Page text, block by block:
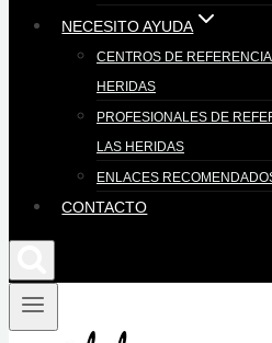
NECESITO AYUDA
CENTROS DE
HERIDAS
PROFESIONALES DE
LAS HERIDAS
ENLACES
CONTACTO